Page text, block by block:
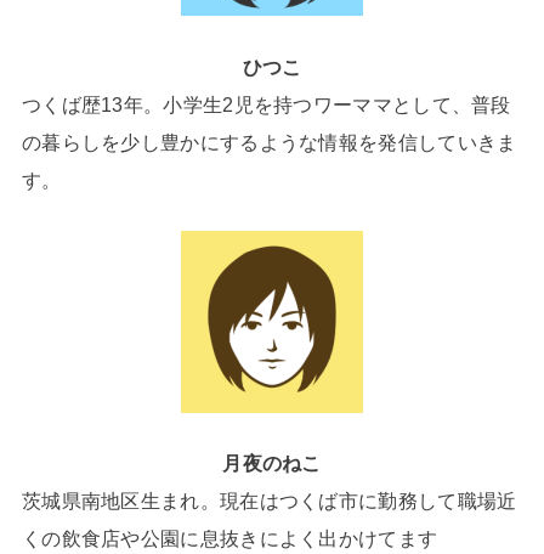
ひつこ
つくば歴13年。小学生2児を持つワーママとして、普段
の暮らしを少し豊かにするような情報を発信していきま
す。
月夜のねこ
茨城県南地区生まれ。現在はつくば市に勤務して職場近
くの飲食店や公園に息抜きによく出かけてます